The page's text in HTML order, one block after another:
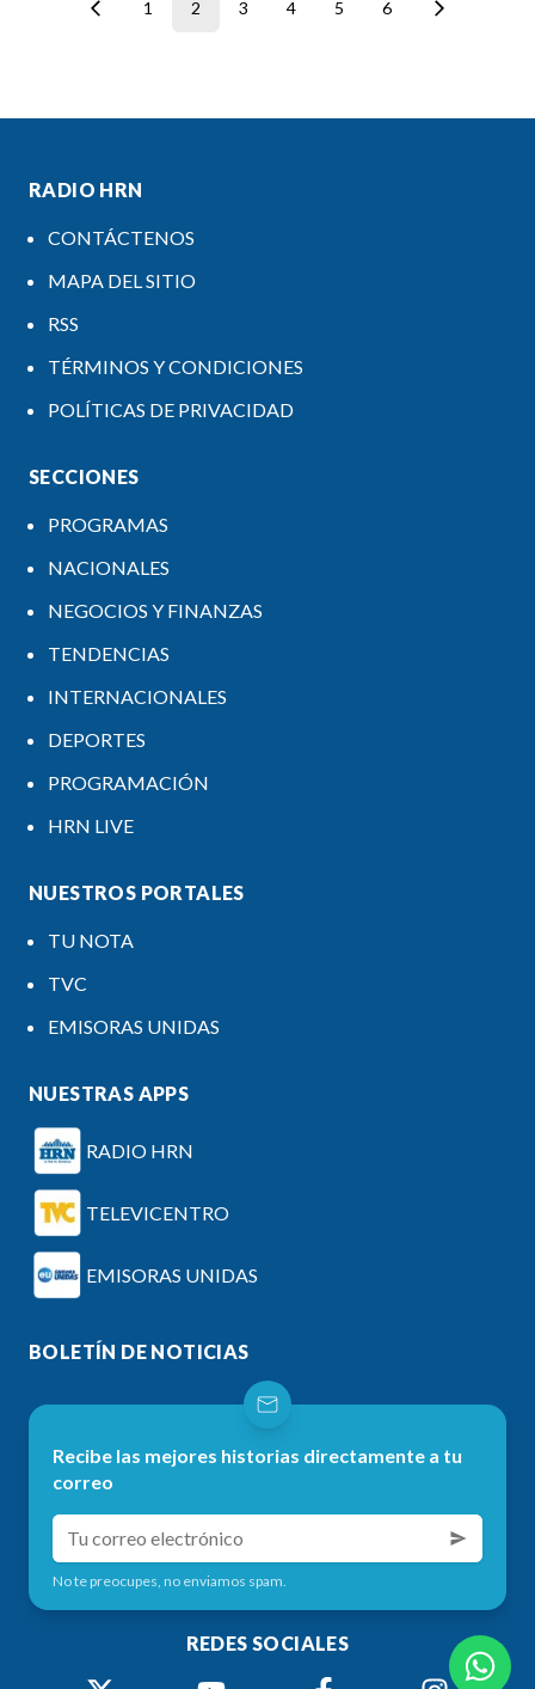
1 2 3 4 5 6
RADIO HRN
CONTÁCTENOS
MAPA DEL SITIO
RSS
TÉRMINOS Y CONDICIONES
POLÍTICAS DE PRIVACIDAD
SECCIONES
PROGRAMAS
NACIONALES
NEGOCIOS Y FINANZAS
TENDENCIAS
INTERNACIONALES
DEPORTES
PROGRAMACIÓN
HRN LIVE
NUESTROS PORTALES
TU NOTA
TVC
EMISORAS UNIDAS
NUESTRAS APPS
RADIO HRN
TELEVICENTRO
EMISORAS UNIDAS
BOLETÍN DE NOTICIAS
Recibe las mejores historias directamente a tu
correo
No te preocupes, no enviamos spam.
REDES SOCIALES